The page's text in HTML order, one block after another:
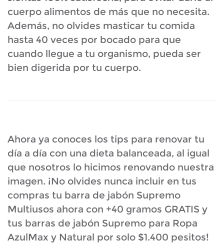
cuerpo alimentos de más que no necesita.
Además, no olvides masticar tu comida
hasta 40 veces por bocado para que
cuando llegue a tu organismo, pueda ser
bien digerida por tu cuerpo.
Ahora ya conoces los tips para renovar tu
día a día con una dieta balanceada, al igual
que nosotros lo hicimos renovando nuestra
imagen. ¡No olvides nunca incluir en tus
compras tu barra de jabón Supremo
Multiusos ahora con +40 gramos GRATIS y
tus barras de jabón Supremo para Ropa
AzulMax y Natural por solo $1.400 pesitos!